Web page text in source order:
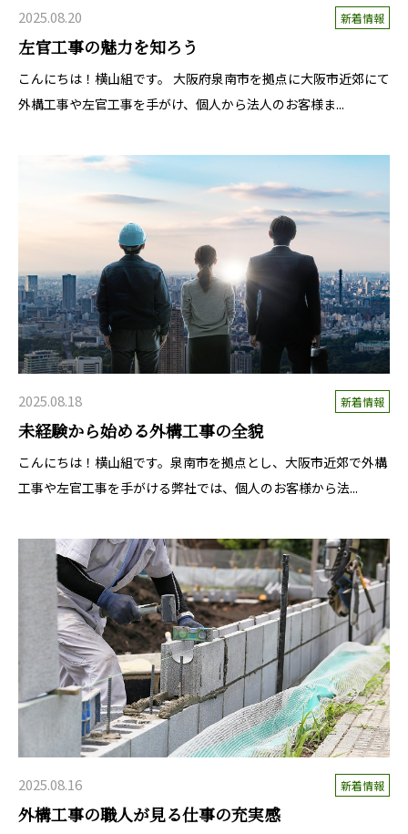
2025.08.20 新着情報
左官工事の魅力を知ろう
こんにちは！横山組です。 大阪府泉南市を拠点に大阪市近郊にて
外構工事や左官工事を手がけ、個人から法人のお客様ま...
2025.08.18 新着情報
未経験から始める外構工事の全貌
こんにちは！横山組です。泉南市を拠点とし、大阪市近郊で外構
工事や左官工事を手がける弊社では、個人のお客様から法...
2025.08.16 新着情報
外構工事の職人が見る仕事の充実感